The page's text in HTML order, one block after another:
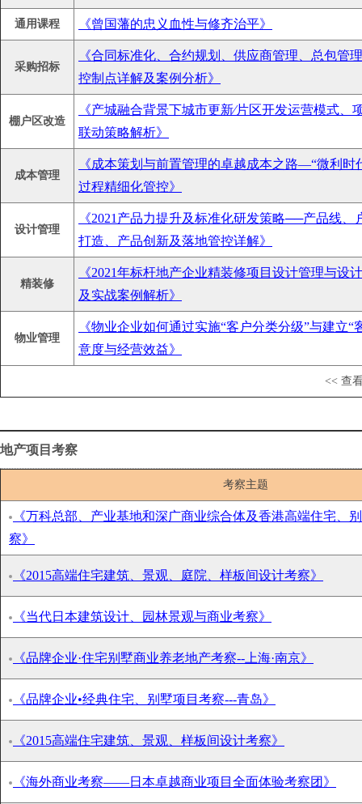
通用课程 《曾国藩的忠义血性与修齐治平》
采购招标
《合同标准化、合约规划、供应商管理、总包管
控制点详解及案例分析》
棚户区改造
《产城融合背景下城市更新∕片区开发运营模式、
联动策略解析》
成本管理
《成本策划与前置管理的卓越成本之路—“微利时
过程精细化管控》
设计管理
《2021产品力提升及标准化研发策略──产品线、
打造、产品创新及落地管控详解》
精装修
《2021年标杆地产企业精装修项目设计管理与设
及实战案例解析》
物业管理
《物业企业如何通过实施“客户分类分级”与建立“
意度与经营效益》
<< 查
地产项目考察
考察主题
《万科总部、产业基地和深广商业综合体及香港高端住宅、
察》
《2015高端住宅建筑、景观、庭院、样板间设计考察》
《当代日本建筑设计、园林景观与商业考察》
《品牌企业·住宅别墅商业养老地产考察--上海·南京》
《品牌企业•经典住宅、别墅项目考察---青岛》
《2015高端住宅建筑、景观、样板间设计考察》
《海外商业考察——日本卓越商业项目全面体验考察团》